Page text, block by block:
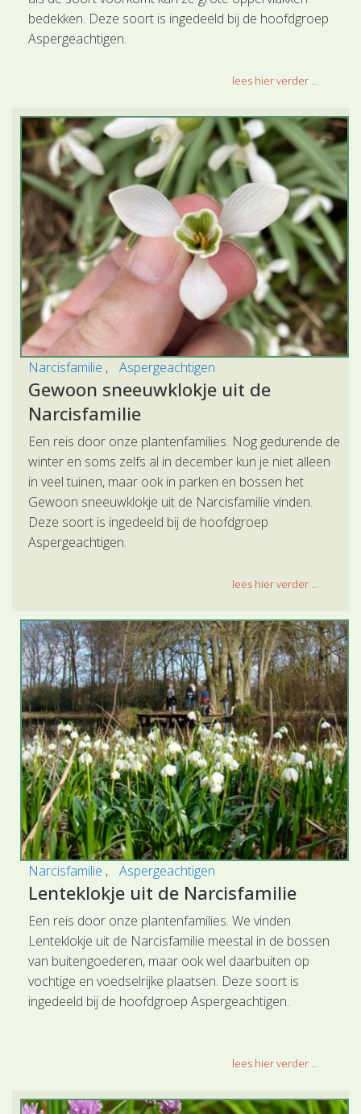
bedekken. Deze soort is ingedeeld bij de hoofdgroep
Aspergeachtigen.
lees hier verder ...
Narcisfamilie Aspergeachtigen
Gewoon sneeuwklokje uit de
Narcisfamilie
Een reis door onze plantenfamilies. Nog gedurende de
winter en soms zelfs al in december kun je niet alleen
in veel tuinen, maar ook in parken en bossen het
Gewoon sneeuwklokje uit de Narcisfamilie vinden.
Deze soort is ingedeeld bij de hoofdgroep
Aspergeachtigen.
lees hier verder ...
Narcisfamilie Aspergeachtigen
Lenteklokje uit de Narcisfamilie
Een reis door onze plantenfamilies. We vinden
Lenteklokje uit de Narcisfamilie meestal in de bossen
van buitengoederen, maar ook wel daarbuiten op
vochtige en voedselrijke plaatsen. Deze soort is
ingedeeld bij de hoofdgroep Aspergeachtigen.
lees hier verder ...